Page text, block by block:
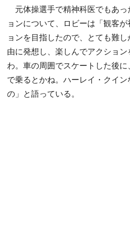
元体操選手で精神科医でもあ
ョンについて、ロビーは「観客
ョンを目指したので、とても難
由に発想し、楽しんでアクショ
わ。車の周囲でスケートした後
で乗るとかね。ハーレイ・クイ
の」と語っている。